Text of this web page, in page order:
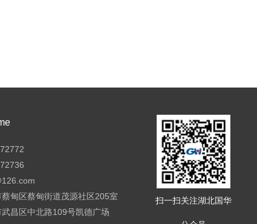
甸区蔡甸街道茂源社区205室
昌区中北路109号凯德广场
扫一扫关注湖北国华